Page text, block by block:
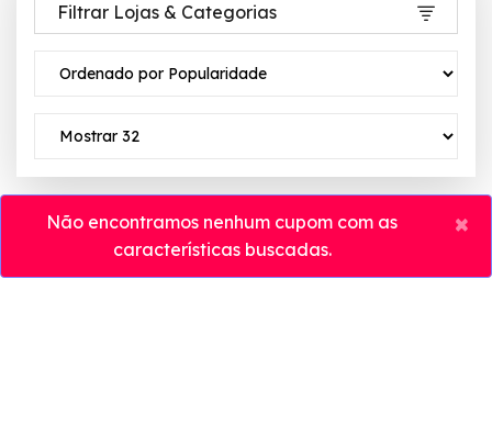
Filtrar Lojas & Categorias
Não encontramos nenhum cupom com as
características buscadas.
×